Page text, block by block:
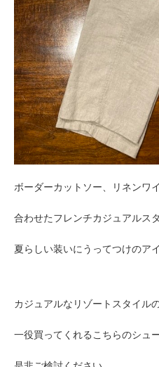
ボーダーカットソー、リネンワ
合わせたフレンチカジュアルス
夏らしい装いにうってつけのア
カジュアルなリゾートスタイル
一役買ってくれるこちらのシュー